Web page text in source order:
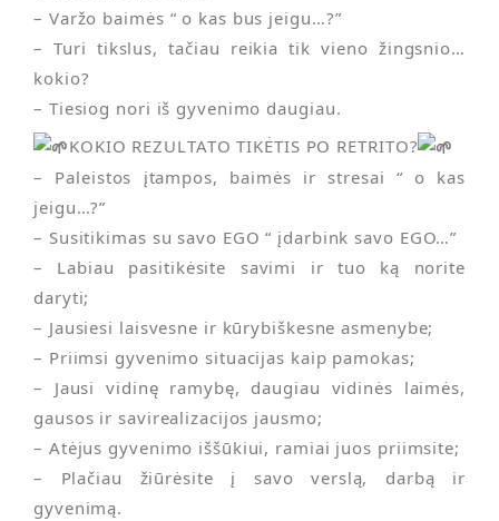
– Varžo baimės “ o kas bus jeigu…?”
– Turi tikslus, tačiau reikia tik vieno žingsnio…
kokio?
– Tiesiog nori iš gyvenimo daugiau.
KOKIO REZULTATO TIKĖTIS PO RETRITO?
– Paleistos įtampos, baimės ir stresai “ o kas
jeigu…?”
– Susitikimas su savo EGO “ įdarbink savo EGO…”
– Labiau pasitikėsite savimi ir tuo ką norite
daryti;
– Jausiesi laisvesne ir kūrybiškesne asmenybe;
– Priimsi gyvenimo situacijas kaip pamokas;
– Jausi vidinę ramybę, daugiau vidinės laimės,
gausos ir savirealizacijos jausmo;
– Atėjus gyvenimo iššūkiui, ramiai juos priimsite;
– Plačiau žiūrėsite į savo verslą, darbą ir
gyvenimą.